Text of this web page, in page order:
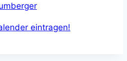
eintragen!